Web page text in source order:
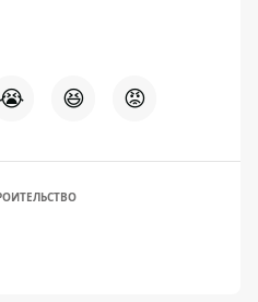
😭 😆 😡